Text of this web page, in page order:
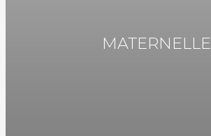
MATERNELLE